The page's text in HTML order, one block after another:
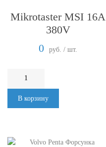
Mikrotaster MSI 16A
380V
0
руб. / шт.
В корзину